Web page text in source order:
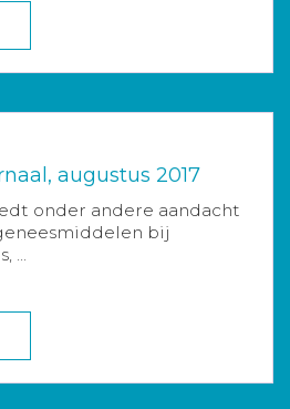
augustus 2017
onder andere aandacht
bij
...